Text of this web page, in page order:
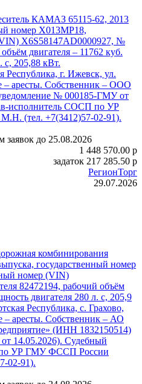
КАМАЗ 65115-62, 2013
номер Х013МР18,
X6S58147AD0000927, №
двигателя – 11762 куб.
с, 205,88 кВт.
Республика, г. Ижевск, ул.
– аресты. Собственник – ООО
№ 000185-ГМУ от
исполнитель СОСП по УР
(тел. +7(3412)57-02-91).
заявок до 25.08.2026
1 448 570.00 p
задаток 217 285.50 p
РегионТорг
29.07.2026
комбинирования
государственный номер
номер (VIN)
82472194, рабочий объём
двигателя 280 л. с, 205,9
Республика, с. Грахово,
– аресты. Собственник – АО
(ИНН 1832150514)
14.05.2026). Судебный
по УР ГМУ ФССП России
02-91).